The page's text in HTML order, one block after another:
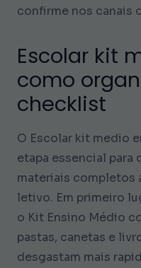
confirme nos canais
Escolar kit
como
checklist
O Escolar kit medio
etapa essencial para
materiais completos
letivo. Em primeiro
o Kit Ensino Médio
pastas, canetas e
desgastam mais